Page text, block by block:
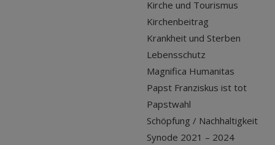
Kirche und Tourismus
Kirchenbeitrag
Krankheit und Sterben
Lebensschutz
Magnifica Humanitas
Papst Franziskus ist tot
Papstwahl
Schöpfung / Nachhaltigkeit
Synode 2021 – 2024